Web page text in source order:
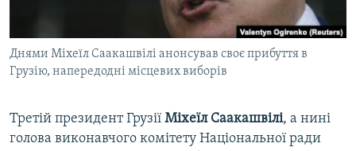
УКРАЇНСЬКА ПРОБЛЕМА КРИМУ
Qırımtatar
Днями Міхеїл Саакашвілі анонсував своє прибуття в
Грузію, напередодні місцевих виборів
Третій президент Грузії Міхеїл Саакашвілі, а нині
голова виконавчого комітету Національної ради